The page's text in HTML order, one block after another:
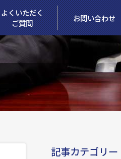
よくいただく
ご質問
お問い合わせ
記事カテゴリー